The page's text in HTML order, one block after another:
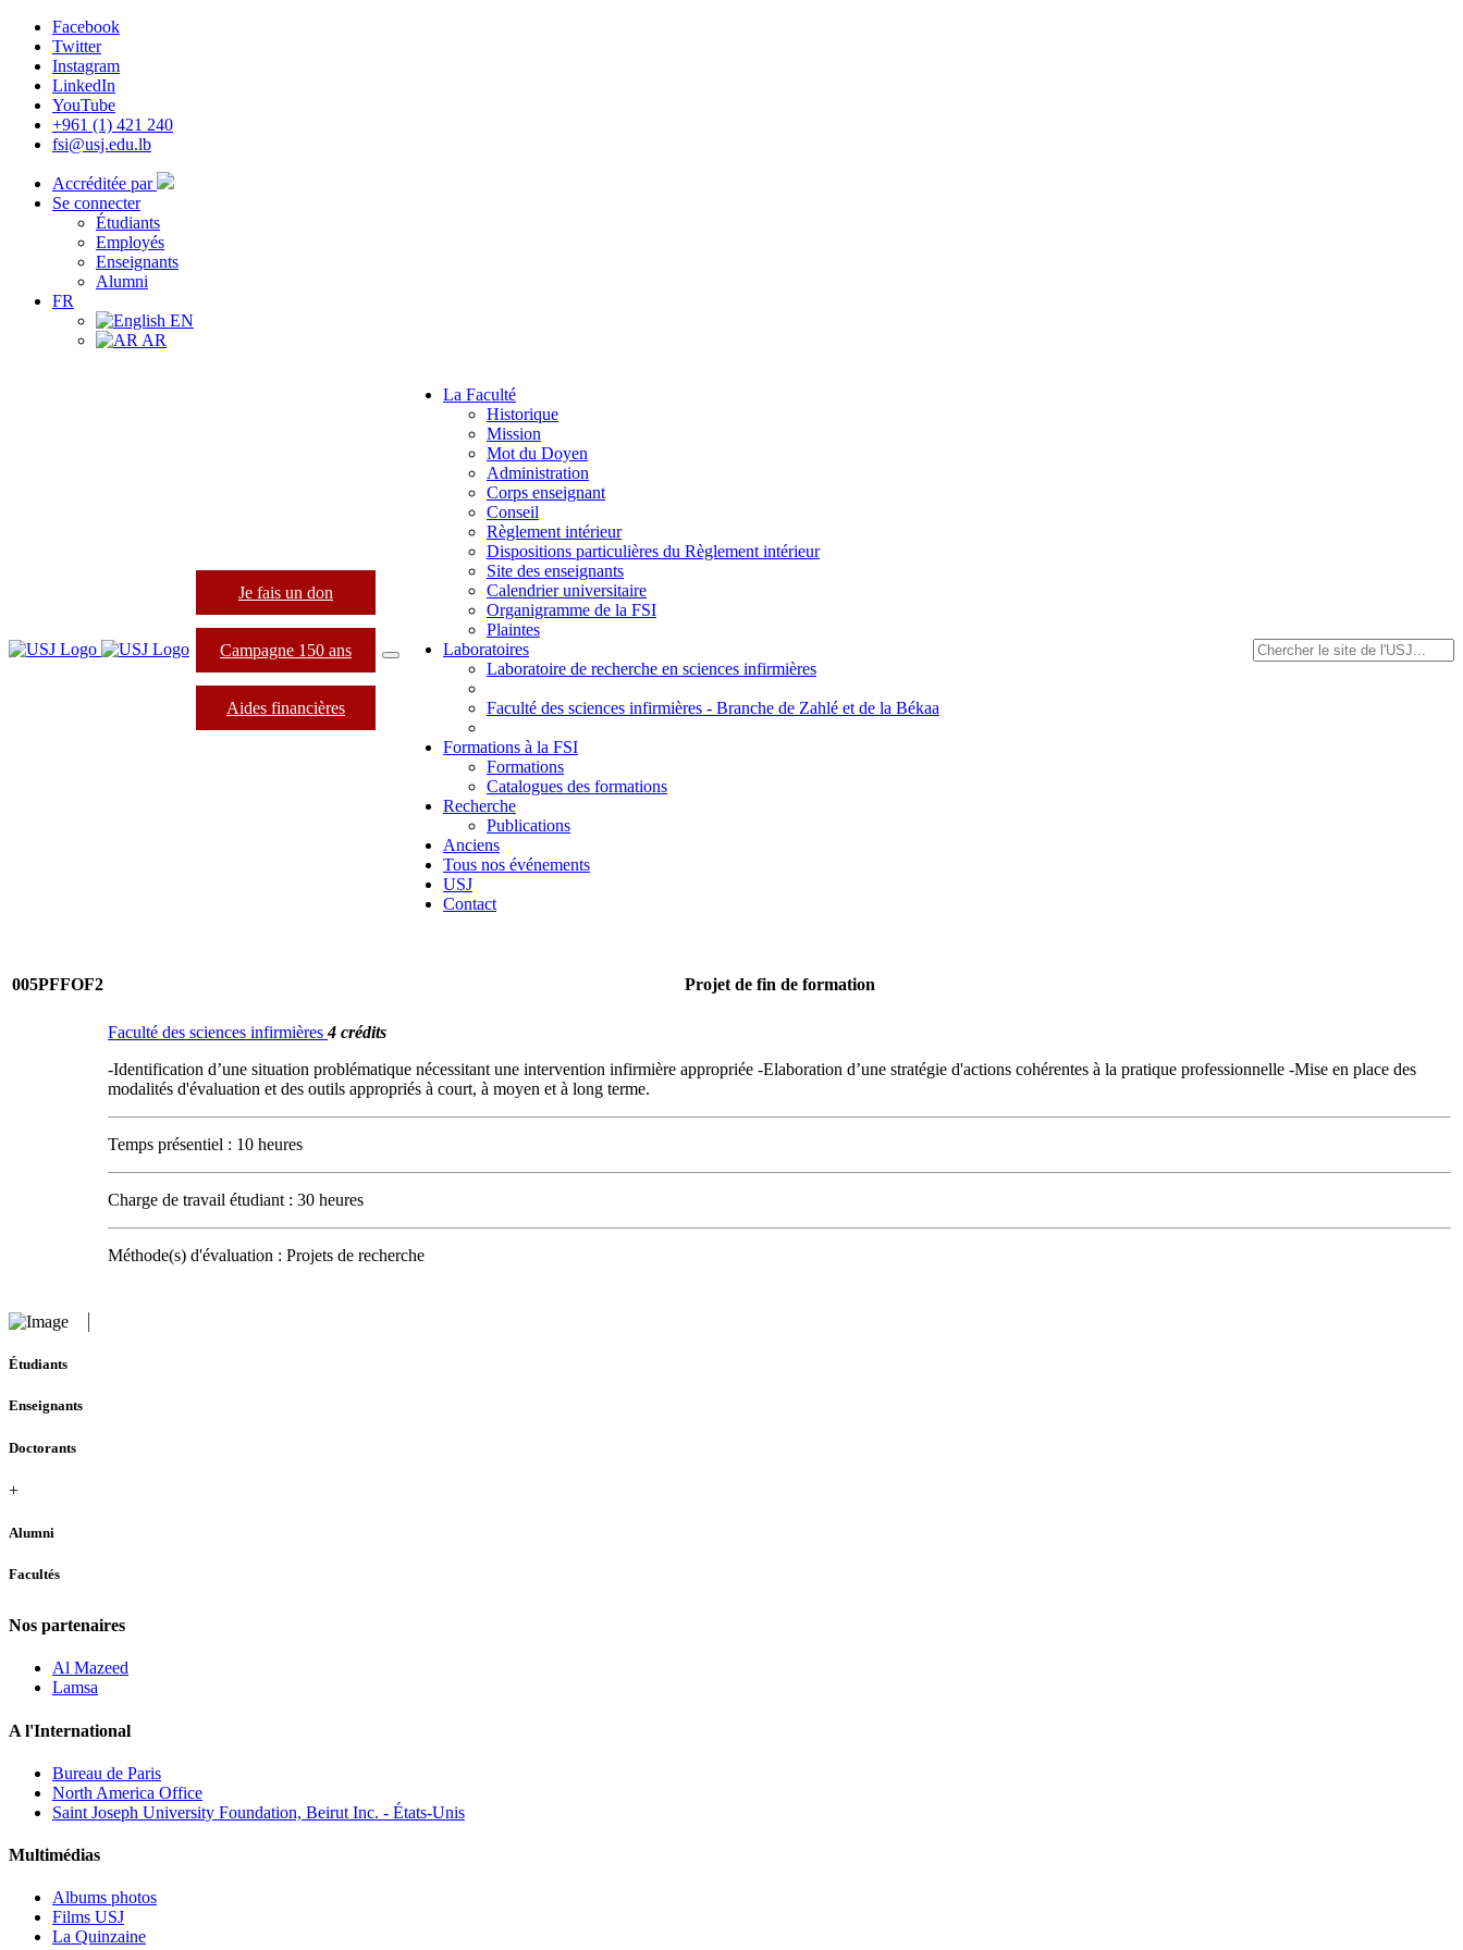
Facebook
Twitter
Instagram
LinkedIn
YouTube
+961 (1) 421 240
fsi@usj.edu.lb
Accréditée par
Se connecter
Étudiants
Employés
Enseignants
Alumni
FR
EN
AR
Je fais un don
Campagne 150 ans
Aides financières
La Faculté
Historique
Mission
Mot du Doyen
Administration
Corps enseignant
Conseil
Règlement intérieur
Dispositions particulières du Règlement intérieur
Site des enseignants
Calendrier universitaire
Organigramme de la FSI
Plaintes
Laboratoires
Laboratoire de recherche en sciences infirmières
Faculté des sciences infirmières - Branche de Zahlé et de la Békaa
Formations à la FSI
Formations
Catalogues des formations
Recherche
Publications
Anciens
Tous nos événements
USJ
Contact
005PFFOF2 Projet de fin de formation
Faculté des sciences infirmières4 crédits
-Identification d’une situation problématique nécessitant une intervention infirmière appropriée -Elaboration d’une stratégie d'actions cohérentes à la pratique professionnelle -Mise en place des
modalités d'évaluation et des outils appropriés à court, à moyen et à long terme.
Temps présentiel : 10 heures
Charge de travail étudiant : 30 heures
Méthode(s) d'évaluation : Projets de recherche
Étudiants
Enseignants
Doctorants
+
Alumni
Facultés
Nos partenaires
Al Mazeed
Lamsa
A l'International
Bureau de Paris
North America Office
Saint Joseph University Foundation, Beirut Inc. - États-Unis
Multimédias
Albums photos
Films USJ
La Quinzaine